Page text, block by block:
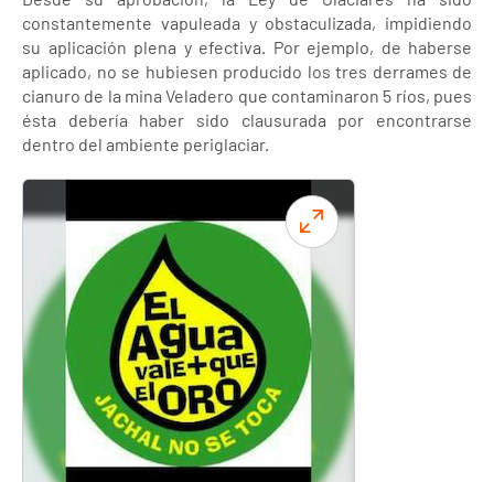
constantemente vapuleada y obstaculizada, impidiendo
su aplicación plena y efectiva. Por ejemplo, de haberse
aplicado, no se hubiesen producido los tres derrames de
cianuro de la mina Veladero que contaminaron 5 ríos, pues
ésta debería haber sido clausurada por encontrarse
dentro del ambiente periglaciar.